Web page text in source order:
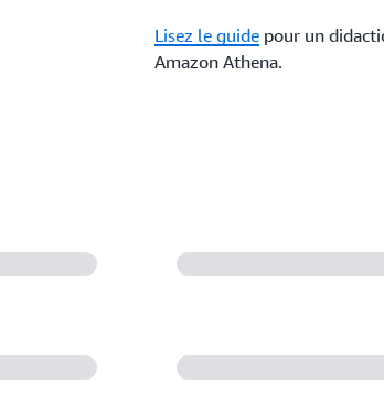
Lisez le guide pour un
Amazon Athena.